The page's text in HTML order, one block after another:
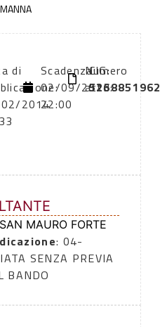
di
2014
Scadenza:
02/09/2013
22:00
Numero
atto:
CIG:
MAURO FORTE
: 04-
SENZA PREVIA
BANDO